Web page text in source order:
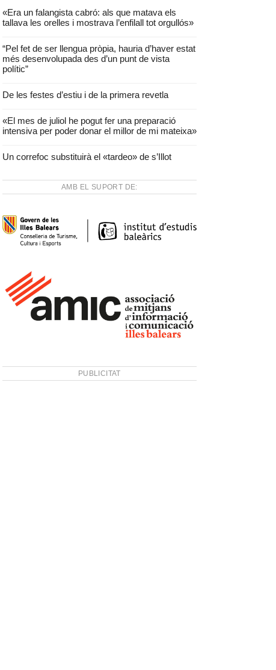
«Era un falangista cabró: als que matava els
tallava les orelles i mostrava l’enfilall tot orgullós»
“Pel fet de ser llengua pròpia, hauria d’haver estat
més desenvolupada des d’un punt de vista
polític”
De les festes d’estiu i de la primera revetla
«El mes de juliol he pogut fer una preparació
intensiva per poder donar el millor de mi mateixa»
Un correfoc substituirà el «tardeo» de s’Illot
AMB EL SUPORT DE:
PUBLICITAT